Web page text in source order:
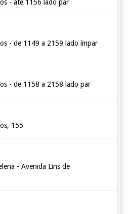
- até 1156 lado par
- de 1149 a 2159 lado ímpar
- de 1158 a 2158 lado par
155
- Avenida Lins de